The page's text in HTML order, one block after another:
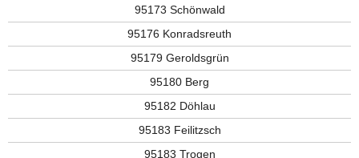
95173 Schönwald
95176 Konradsreuth
95179 Geroldsgrün
95180 Berg
95182 Döhlau
95183 Feilitzsch
95183 Trogen